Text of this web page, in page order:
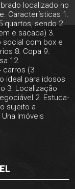
localizado no
Características 1.
quartos, sendo 2
e sacada) 3.
social com box e
8. Copa 9.
12.
carros (3
ideal para idosos
3. Localização
2. Estuda-
sujeito a
Imóveis